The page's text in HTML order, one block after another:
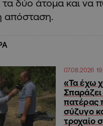
τα δύο άτομα και να
απόσταση.
07.08.2026
«Τα έχω
πατέρας
σύζυγο
τροχαίο